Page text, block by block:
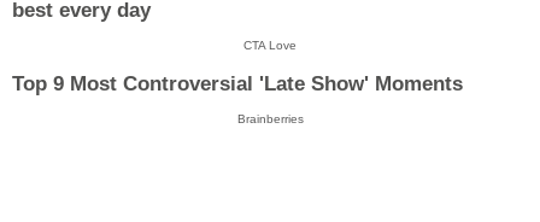
best every day
CTA Love
Top 9 Most Controversial 'Late Show' Moments
Brainberries